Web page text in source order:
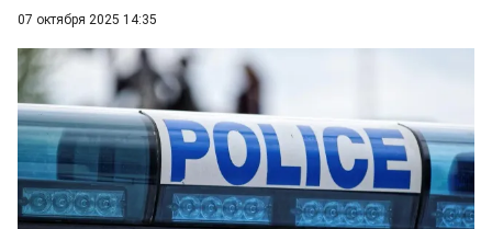
07 октября 2025 14:35